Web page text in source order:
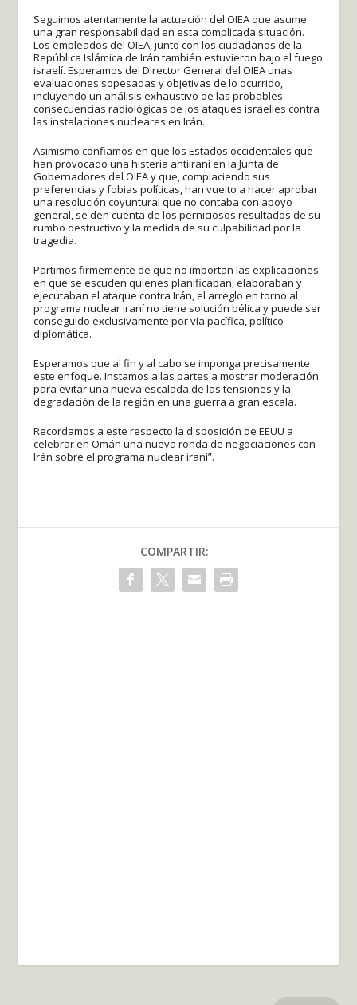
Seguimos atentamente la actuación del OIEA que asume
una gran responsabilidad en esta complicada situación.
Los empleados del OIEA, junto con los ciudadanos de la
República Islámica de Irán también estuvieron bajo el fuego
israelí. Esperamos del Director General del OIEA unas
evaluaciones sopesadas y objetivas de lo ocurrido,
incluyendo un análisis exhaustivo de las probables
consecuencias radiológicas de los ataques israelíes contra
las instalaciones nucleares en Irán.
Asimismo confiamos en que los Estados occidentales que
han provocado una histeria antiiraní en la Junta de
Gobernadores del OIEA y que, complaciendo sus
preferencias y fobias políticas, han vuelto a hacer aprobar
una resolución coyuntural que no contaba con apoyo
general, se den cuenta de los perniciosos resultados de su
rumbo destructivo y la medida de su culpabilidad por la
tragedia.
Partimos firmemente de que no importan las explicaciones
en que se escuden quienes planificaban, elaboraban y
ejecutaban el ataque contra Irán, el arreglo en torno al
programa nuclear iraní no tiene solución bélica y puede ser
conseguido exclusivamente por vía pacífica, político-
diplomática.
Esperamos que al fin y al cabo se imponga precisamente
este enfoque. Instamos a las partes a mostrar moderación
para evitar una nueva escalada de las tensiones y la
degradación de la región en una guerra a gran escala.
Recordamos a este respecto la disposición de EEUU a
celebrar en Omán una nueva ronda de negociaciones con
Irán sobre el programa nuclear iraní”.
COMPARTIR: